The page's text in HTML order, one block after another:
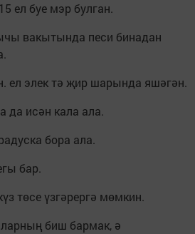
ел буе мэр булган.
вакытында песи бинадан
ел элек тә җир шарында яшәгән.
да исән кала ала.
бора ала.
бар.
төсе үзгәрергә мөмкин.
биш бармак, ә